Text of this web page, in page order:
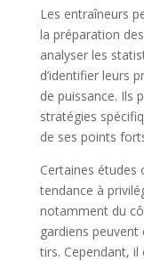
Les entraîneurs
la préparation des
analyser les
d’identifier leurs
de puissance. Ils
stratégies
de ses points
Certaines
tendance à
notamment du
gardiens
tirs. Cependant,